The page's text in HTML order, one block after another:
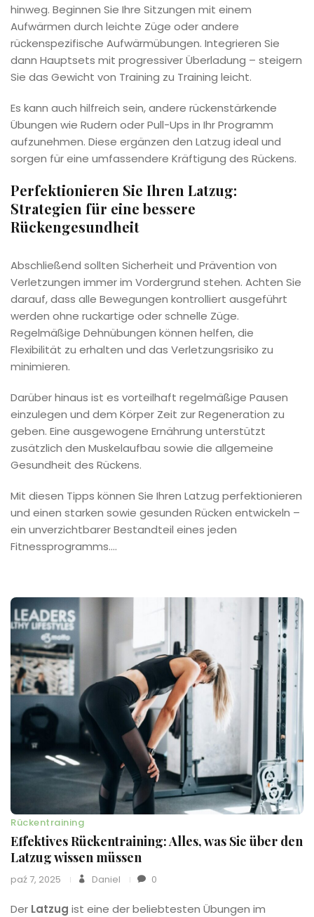
hinweg. Beginnen Sie Ihre Sitzungen mit einem
Aufwärmen durch leichte Züge oder andere
rückenspezifische Aufwärmübungen. Integrieren Sie
dann Hauptsets mit progressiver Überladung – steigern
Sie das Gewicht von Training zu Training leicht.
Es kann auch hilfreich sein, andere rückenstärkende
Übungen wie Rudern oder Pull-Ups in Ihr Programm
aufzunehmen. Diese ergänzen den Latzug ideal und
sorgen für eine umfassendere Kräftigung des Rückens.
Perfektionieren Sie Ihren Latzug:
Strategien für eine bessere
Rückengesundheit
Abschließend sollten Sicherheit und Prävention von
Verletzungen immer im Vordergrund stehen. Achten Sie
darauf, dass alle Bewegungen kontrolliert ausgeführt
werden ohne ruckartige oder schnelle Züge.
Regelmäßige Dehnübungen können helfen, die
Flexibilität zu erhalten und das Verletzungsrisiko zu
minimieren.
Darüber hinaus ist es vorteilhaft regelmäßige Pausen
einzulegen und dem Körper Zeit zur Regeneration zu
geben. Eine ausgewogene Ernährung unterstützt
zusätzlich den Muskelaufbau sowie die allgemeine
Gesundheit des Rückens.
Mit diesen Tipps können Sie Ihren Latzug perfektionieren
und einen starken sowie gesunden Rücken entwickeln –
ein unverzichtbarer Bestandteil eines jeden
Fitnessprogramms.…
Rückentraining
Effektives Rückentraining: Alles, was Sie über den
Latzug wissen müssen
paź 7, 2025 Daniel 0
Der Latzug ist eine der beliebtesten Übungen im